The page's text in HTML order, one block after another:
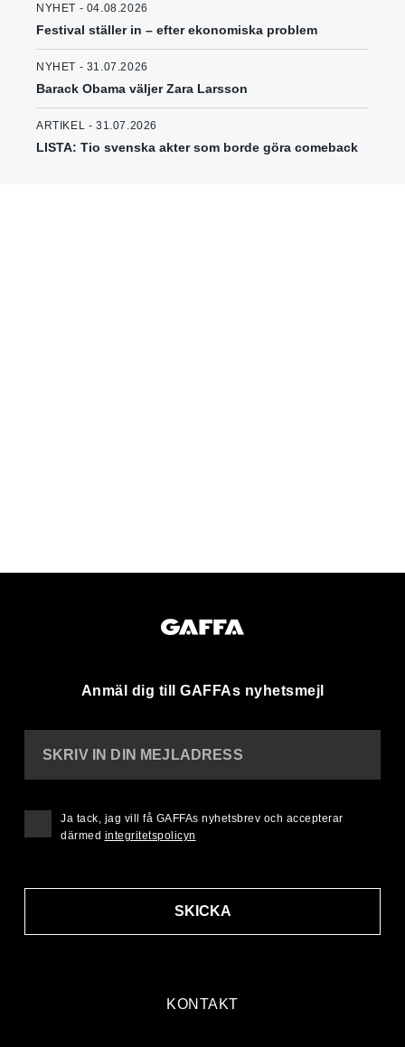
NYHET - 04.08.2026
Festival ställer in – efter ekonomiska problem
NYHET - 31.07.2026
Barack Obama väljer Zara Larsson
ARTIKEL - 31.07.2026
LISTA: Tio svenska akter som borde göra comeback
Anmäl dig till GAFFAs nyhetsmejl
KONTAKT
SKRIV IN DIN MEJLADRESS
SKICKA
Ja tack, jag vill få GAFFAs nyhetsbrev och accepterar
därmed integritetspolicyn